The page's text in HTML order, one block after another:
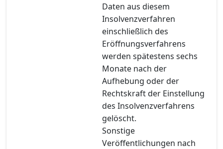
Daten aus diesem
Insolvenzverfahren
einschließlich des
Eröffnungsverfahrens
werden spätestens sechs
Monate nach der
Aufhebung oder der
Rechtskraft der Einstellung
des Insolvenzverfahrens
gelöscht.
Sonstige
Veröffentlichungen nach